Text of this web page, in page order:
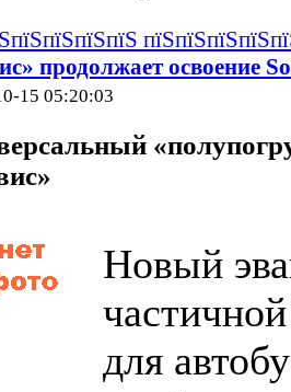
продолжает освоение
15 05:20:03
Новый
для